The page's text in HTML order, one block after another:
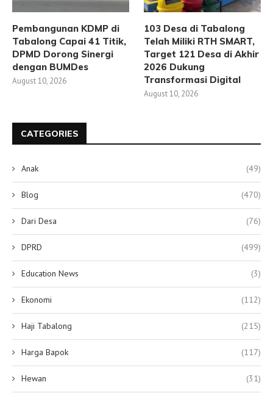
Pembangunan KDMP di
Tabalong Capai 41 Titik,
DPMD Dorong Sinergi
dengan BUMDes
August 10, 2026
103 Desa di Tabalong
Telah Miliki RTH SMART,
Target 121 Desa di Akhir
2026 Dukung
Transformasi Digital
August 10, 2026
CATEGORIES
Anak (49)
Blog (470)
Dari Desa (76)
DPRD (499)
Education News (3)
Ekonomi (112)
Haji Tabalong (215)
Harga Bapok (117)
Hewan (31)